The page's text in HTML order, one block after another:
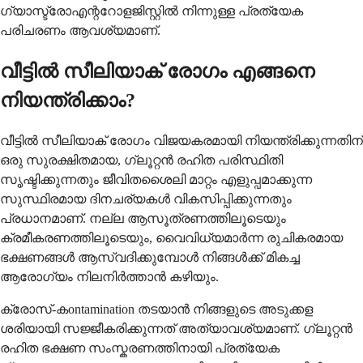
ഗ്യാസ്ട്രോഎന്ററോളജിസ്റ്റില്‍ നിന്നുള്ള പ്രത്യേക
പരിചരണം ആവശ്യമാണ്.
വീട്ടില്‍ സീലിയാക് രോഗം എങ്ങനെ
നിയന്ത്രിക്കാം?
വീട്ടിൽ സീലിയാക് രോഗം വിജയകരമായി നിയന്ത്രിക്കുന്നതിന്
ഒരു സുരക്ഷിതമായ, ഗ്ലൂറ്റൻ രഹിത പരിസ്ഥിതി
സൃഷ്ടിക്കുന്നതും ജീവിതശൈലി മാറ്റം എളുപ്പമാക്കുന്ന
സുസ്ഥിരമായ ദിനചര്യകൾ വികസിപ്പിക്കുന്നതും
പ്രധാനമാണ്. നല്ല ആസൂത്രണത്തിലൂടെയും
ക്രമീകരണത്തിലൂടെയും, വൈവിധ്യമാർന്ന രുചികരമായ
ഭക്ഷണങ്ങൾ ആസ്വദിക്കുമ്പോൾ നിങ്ങൾക്ക് മികച്ച
ആരോഗ്യം നിലനിർത്താൻ കഴിയും.
ക്രോസ്-കontamination തടയാൻ നിങ്ങളുടെ അടുക്കള
ശരിയായി സജ്ജീകരിക്കുന്നത് അത്യാവശ്യമാണ്. ഗ്ലൂറ്റൻ
രഹിത ഭക്ഷണ സംസ്കരണത്തിനായി പ്രത്യേക